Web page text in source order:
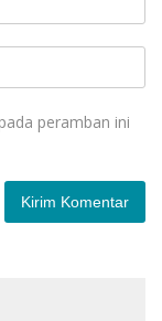
peramban ini